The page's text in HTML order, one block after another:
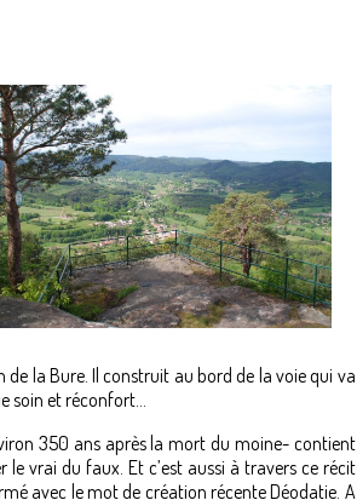
la Bure. Il construit au bord de la voie qui va
soin et réconfort…
350 ans après la mort du moine- contient
vrai du faux. Et c’est aussi à travers ce récit
avec le mot de création récente Déodatie. A